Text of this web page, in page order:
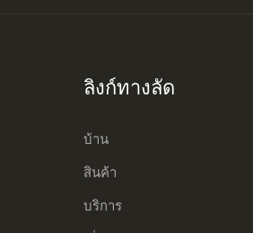
ลิงก์ทางลัด
บ้าน
สินค้า
บริการ